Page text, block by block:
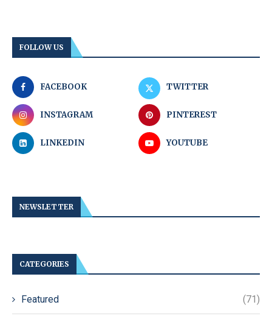
FOLLOW US
FACEBOOK TWITTER
INSTAGRAM PINTEREST
LINKEDIN YOUTUBE
NEWSLETTER
CATEGORIES
Featured (71)